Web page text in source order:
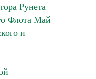
Рунета
Флота Май
и